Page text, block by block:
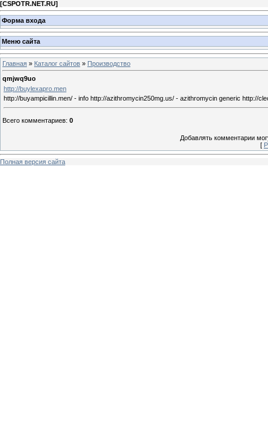
[CSPOTR.NET.RU]
Форма входа
Меню сайта
Главная » Каталог сайтов » Производство
qmjwq9uo
http://buylexapro.men
http://buyampicillin.men/ - info http://azithromycin250mg.us/ - azithromycin generic http://
Всего комментариев: 0
Добавлять комментарии
[
Полная версия сайта